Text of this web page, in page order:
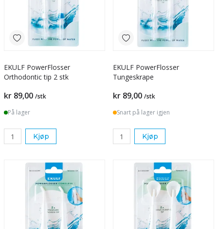
EKULF PowerFlosser
Orthodontic tip 2 stk
kr 89,00 /stk
På lager
Kjøp
EKULF PowerFlosser
Tungeskrape
kr 89,00 /stk
Snart på lager igjen
Kjøp